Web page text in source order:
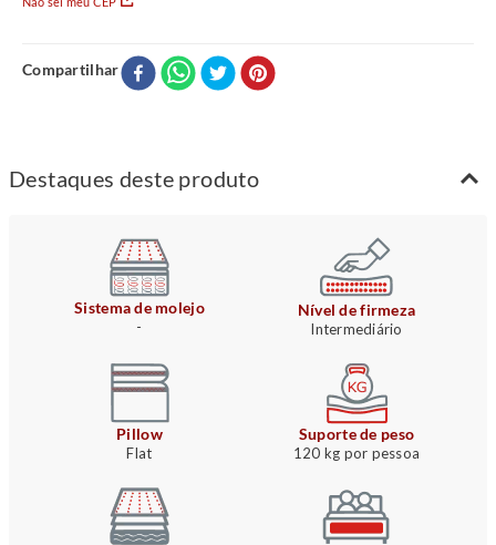
Compartilhar
Destaques deste produto
Sistema de molejo
-
Nível de firmeza
Intermediário
Pillow
Flat
Suporte de peso
120 kg por pessoa